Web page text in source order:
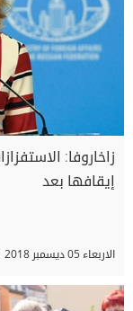
زاخاروفا:
إيقافها بعد
الاربعاء 05 ديسمبر 2018 | 01:45 مساءً